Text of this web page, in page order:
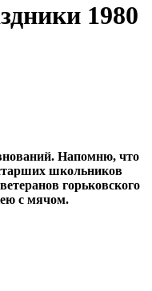
1980
Напомню, что
школьников
горьковского
с мячом.